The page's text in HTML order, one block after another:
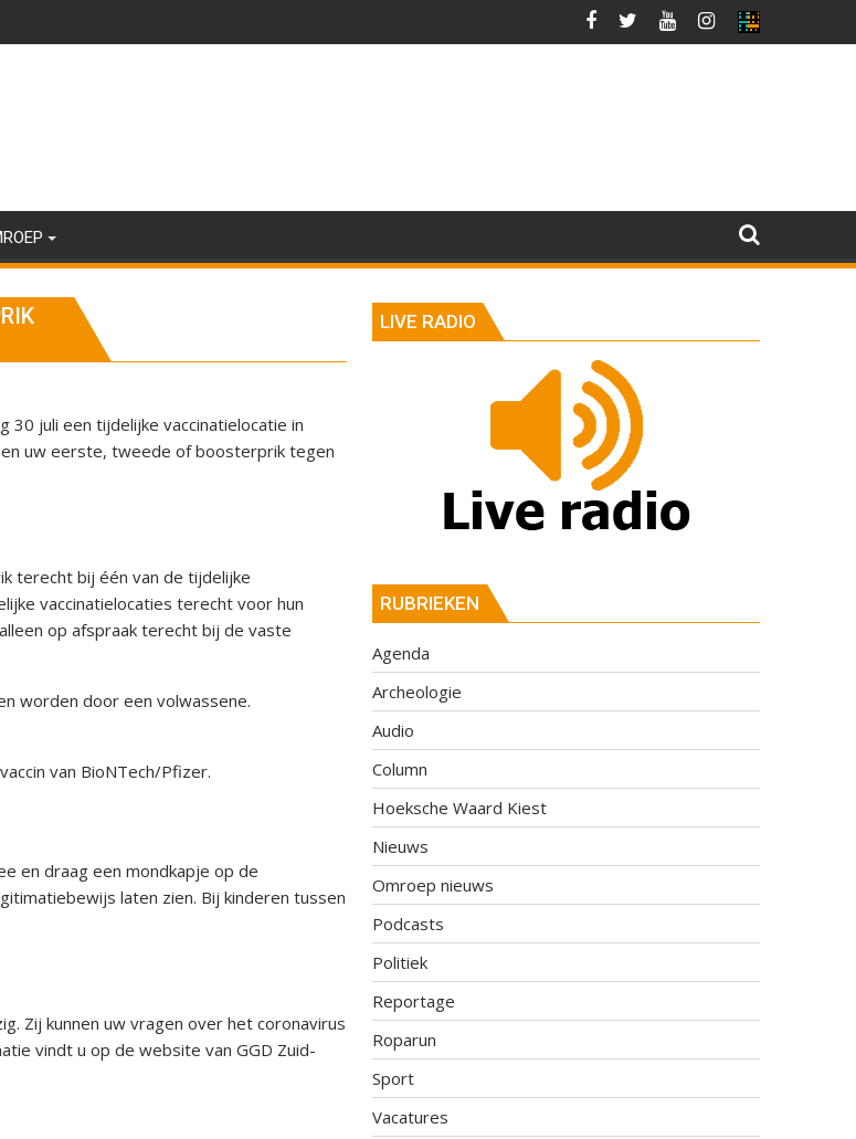
30 juli een tijdelijke vaccinatielocatie in
uw eerste, tweede of boosterprik tegen
terecht bij één van de tijdelijke
vaccinatielocaties terecht voor hun
op afspraak terecht bij de vaste
worden door een volwassene.
van BioNTech/Pfizer.
en draag een mondkapje op de
laten zien. Bij kinderen tussen
Zij kunnen uw vragen over het coronavirus
vindt u op de website van GGD Zuid-
LIVE RADIO
RUBRIEKEN
Agenda
Archeologie
Audio
Column
Hoeksche Waard Kiest
Nieuws
Omroep nieuws
Podcasts
Politiek
Reportage
Roparun
Sport
Vacatures